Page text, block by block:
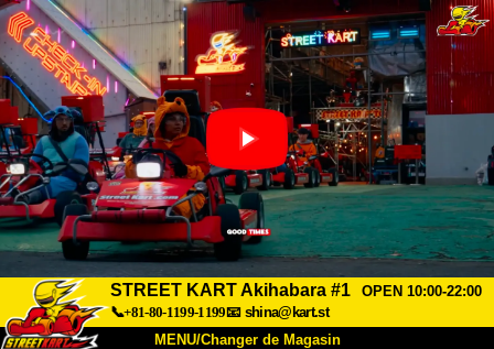
STREET KART Akihabara #1
OPEN 10:00-22:00
📞+81-80-1199-1199📧 shina@kart.st
MENU/Changer de Magasin